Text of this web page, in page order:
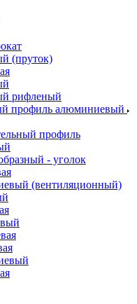
(пруток)
рифленый
профиль алюминиевый
профиль
- уголок
(вентиляционный)